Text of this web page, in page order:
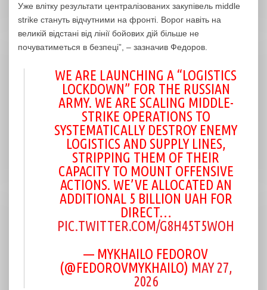
Уже влітку результати централізованих закупівель middle
strike стануть відчутними на фронті. Ворог навіть на
великій відстані від лінії бойових дій більше не
почуватиметься в безпеці”, – зазначив Федоров.
WE ARE LAUNCHING A “LOGISTICS
LOCKDOWN” FOR THE RUSSIAN
ARMY. WE ARE SCALING MIDDLE-
STRIKE OPERATIONS TO
SYSTEMATICALLY DESTROY ENEMY
LOGISTICS AND SUPPLY LINES,
STRIPPING THEM OF THEIR
CAPACITY TO MOUNT OFFENSIVE
ACTIONS. WE’VE ALLOCATED AN
ADDITIONAL 5 BILLION UAH FOR
DIRECT…
PIC.TWITTER.COM/G8H45T5WOH
— MYKHAILO FEDOROV
(@FEDOROVMYKHAILO) MAY 27,
2026